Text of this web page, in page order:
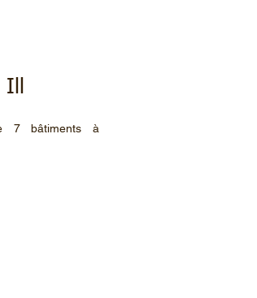
7 bâtiments à